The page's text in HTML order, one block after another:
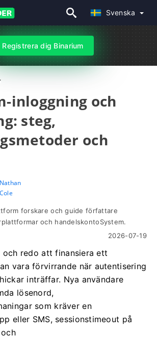
Svenska
Registrera dig Binarium
inloggning och
steg,
och
Nathan
Cole
forskare och guide författare
och handelskontoSystem.
2026-07-19
redo att finansiera ett
vara förvirrande när autentisering
inträffar. Nya användare
lösenord,
som kräver en
eller SMS, sessionstimeout på